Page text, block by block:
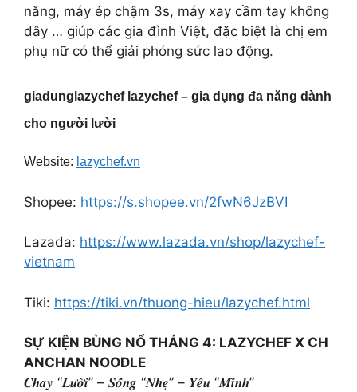
năng, máy ép chậm 3s, máy xay cầm tay không
dây … giúp các gia đình Việt, đặc biệt là chị em
phụ nữ có thể giải phóng sức lao động.
giadunglazychef lazychef – gia dụng đa năng dành
cho người lười
Website: lazychef.vn
Shopee: https://s.shopee.vn/2fwN6JzBVI
Lazada: https://www.lazada.vn/shop/lazychef-
vietnam
Tiki: https://tiki.vn/thuong-hieu/lazychef.html
SỰ KIỆN BÙNG NỔ THÁNG 4: LAZYCHEF X CH
ANCHAN NOODLE
𝑪𝒉𝒂𝒚 “𝑳𝒖̛𝒐̛̀𝒊” – 𝑺𝒐̂́𝒏𝒈 “𝑵𝒉𝒆̣” – 𝒀𝒆̂𝒖 “𝑴𝒊̀𝒏𝒉”